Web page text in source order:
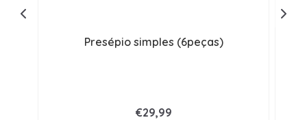
Presépio simples (6peças)
€29,99